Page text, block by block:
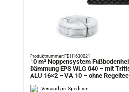
Produktnummer: FBH1630021
10 m² Noppensystem Fußbodenheizung
Dämmung EPS WLG 040 – mit
ALU 16×2 – VA 10 – ohne
Versand per Spedition